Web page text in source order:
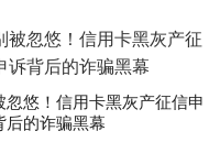
忽悠！信用卡黑灰产征信申
后的诈骗黑幕